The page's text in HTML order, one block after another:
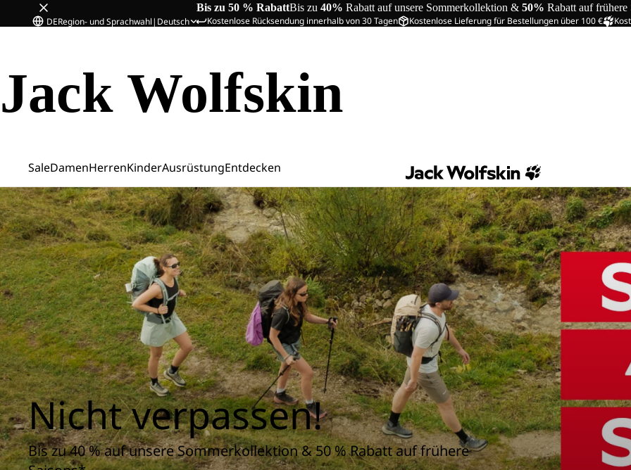
Bis zu 50 % RabattBis zu 40% Rabatt auf unsere Sommerkollektion & 50% Rabatt auf frühere
Kostenlose Rücksendung innerhalb von 30 Tagen Kostenlose Lieferung für Bestellungen über 100 €
DERegion- und Sprachwahl| Deutsch
Jack Wolfskin
SaleDamenHerrenKinderAusrüstungEntdecken
Nicht verpassen!
Bis zu 40 % auf unsere Sommerkollektion & 50 % Rabatt auf frühere